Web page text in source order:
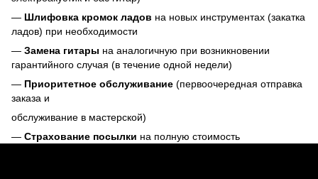
— Шлифовка кромок ладов на новых инструментах (закатка
ладов) при необходимости
— Замена гитары на аналогичную при возникновении
гарантийного случая (в течение одной недели)
— Приоритетное обслуживание (первоочередная отправка
заказа и
обслуживание в мастерской)
— Страхование посылки на полную стоимость